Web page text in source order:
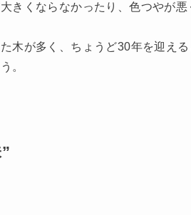
きくならなかったり、色つやが
木が多く、ちょうど30年を迎え
。